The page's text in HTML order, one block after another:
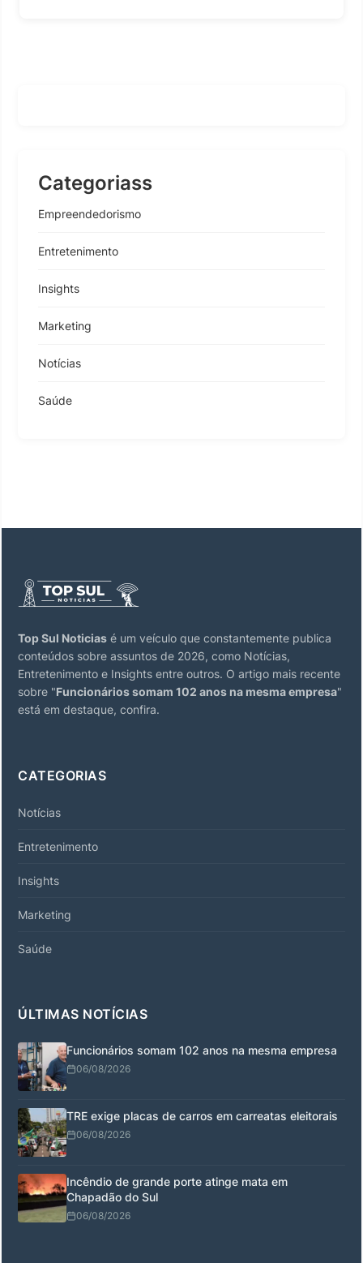
Categoriass
Empreendedorismo
Entretenimento
Insights
Marketing
Notícias
Saúde
Top Sul Noticias é um veículo que constantemente publica
conteúdos sobre assuntos de 2026, como Notícias,
Entretenimento e Insights entre outros. O artigo mais recente
sobre "Funcionários somam 102 anos na mesma empresa"
está em destaque, confira.
CATEGORIAS
Notícias
Entretenimento
Insights
Marketing
Saúde
ÚLTIMAS NOTÍCIAS
Funcionários somam 102 anos na mesma empresa
06/08/2026
TRE exige placas de carros em carreatas eleitorais
06/08/2026
Incêndio de grande porte atinge mata em
Chapadão do Sul
06/08/2026